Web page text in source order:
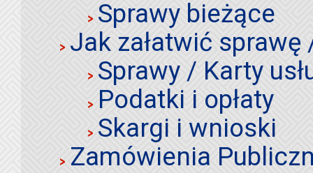
Sprawy bieżące
Jak załatwić sprawę
Sprawy / Karty
Podatki i opłaty
Skargi i wnioski
Zamówienia